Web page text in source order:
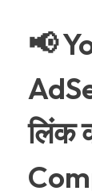
📢
लिंक